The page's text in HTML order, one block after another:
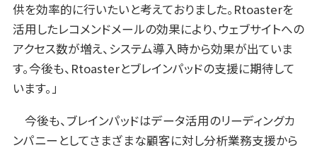
供を効率的に行いたいと考えておりました。Rtoasterを
活用したレコメンドメールの効果により、ウェブサイトへの
アクセス数が増え、システム導入時から効果が出ていま
す。今後も、Rtoasterとブレインパッドの支援に期待して
います。」
今後も、ブレインパッドはデータ活用のリーディングカ
ンパニーとしてさまざまな顧客に対し分析業務支援から